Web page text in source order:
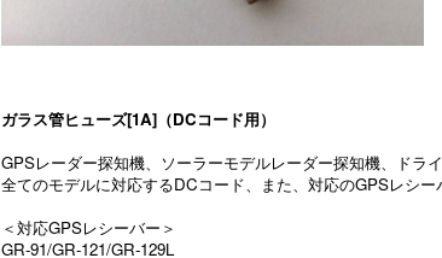
ガラス管ヒューズ[1A]（DCコード用）
GPSレーダー探知機、ソーラーモデルレーダー探知機、ドラ
全てのモデルに対応するDCコード、また、対応のGPSレシー
＜対応GPSレシーバー＞
GR-91/GR-121/GR-129L